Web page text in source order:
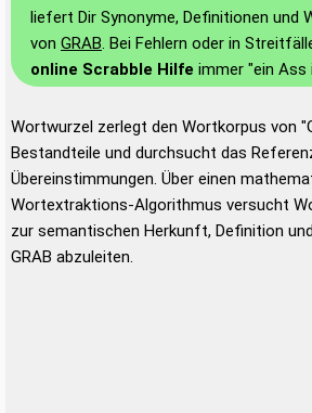
liefert Dir Synonyme, Definitionen und
von GRAB. Bei Fehlern oder in
online Scrabble Hilfe immer "ein Ass
Wortwurzel zerlegt den Wortkorpus von
Bestandteile und durchsucht das
Übereinstimmungen. Über einen
Wortextraktions-Algorithmus versucht
zur semantischen Herkunft, Definition
GRAB abzuleiten.